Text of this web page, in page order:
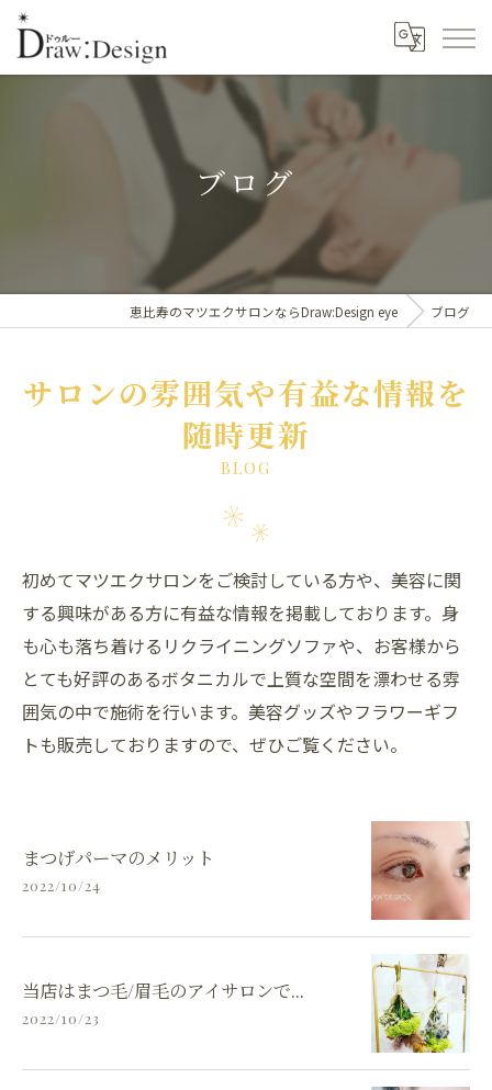
ブログ
恵比寿のマツエクサロンならDraw:Design eye ブログ
サロンの雰囲気や有益な情報を
随時更新
BLOG
初めてマツエクサロンをご検討している方や、美容に関
する興味がある方に有益な情報を掲載しております。身
も心も落ち着けるリクライニングソファや、お客様から
とても好評のあるボタニカルで上質な空間を漂わせる雰
囲気の中で施術を行います。美容グッズやフラワーギフ
トも販売しておりますので、ぜひご覧ください。
まつげパーマのメリット
2022/10/24
当店はまつ毛/眉毛のアイサロンで...
2022/10/23